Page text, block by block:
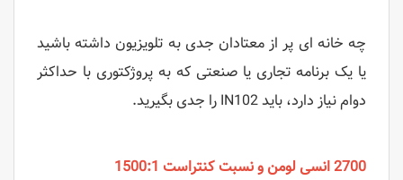
چه خانه ای پر از معتادان جدی به تلویزیون داشته باشید
یا یک برنامه تجاری یا صنعتی که به پروژکتوری با حداکثر
دوام نیاز دارد، باید IN102 را جدی بگیرید.
2700 انسی لومن و نسبت کنتراست 1500:1